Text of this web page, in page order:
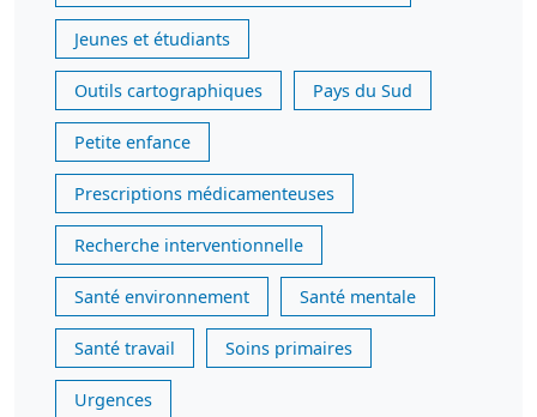
Jeunes et étudiants
Outils cartographiques Pays du Sud
Petite enfance
Prescriptions médicamenteuses
Recherche interventionnelle
Santé environnement Santé mentale
Santé travail Soins primaires
Urgences